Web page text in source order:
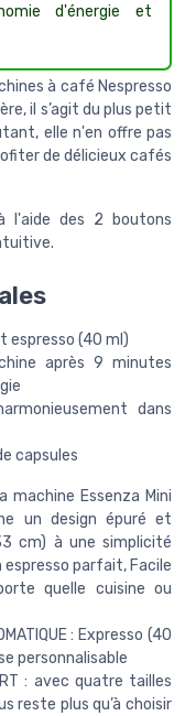
d'énergie et
à café Nespresso
il s’agit du plus petit
elle n'en offre pas
de délicieux cafés
l'aide des 2 boutons
espresso (40 ml)
après 9 minutes
dans
capsules
la machine Essenza Mini
un design épuré et
cm) à une simplicité
parfait, Facile
quelle cuisine ou
: Expresso (40
personnalisable
: avec quatre tailles
reste plus qu’à choisir